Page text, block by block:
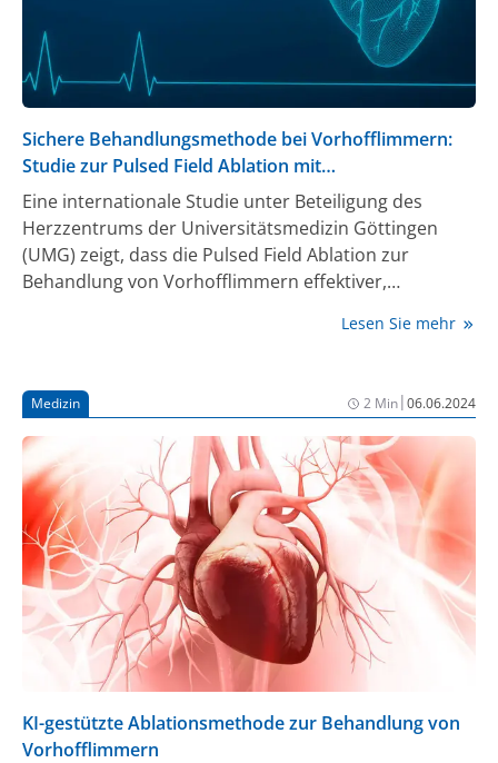
Sichere Behandlungsmethode bei Vorhofflimmern:
Studie zur Pulsed Field Ablation mit
vielversprechenden Ergebnissen
Eine internationale Studie unter Beteiligung des
Herzzentrums der Universitätsmedizin Göttingen
(UMG) zeigt, dass die Pulsed Field Ablation zur
Behandlung von Vorhofflimmern effektiver,
verbunden ist als andere Methoden. Die Ergebnisse
Fachzeitschrift „Nature Medicine“ veröffentlicht (1).
Lesen Sie mehr
Medizin 2 Min|06.06.2024
KI-gestützte Ablationsmethode zur Behandlung von
Vorhofflimmern